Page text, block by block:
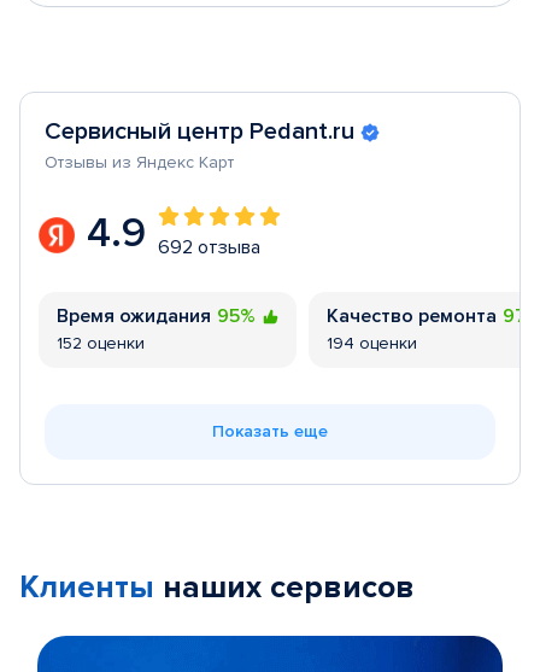
Сервисный центр Pedant.ru
Отзывы из Яндекс Карт
4.9 692 отзыва
Время ожидания 95%
152 оценки
Качество ремонта
194 оценки
Показать еще
Клиенты наших сервисов